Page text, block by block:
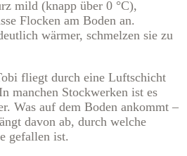
mild (knapp über 0 °C),
Flocken am Boden an.
wärmer, schmelzen sie zu
fliegt durch eine Luftschicht
manchen Stockwerken ist es
Was auf dem Boden ankommt –
davon ab, durch welche
gefallen ist.